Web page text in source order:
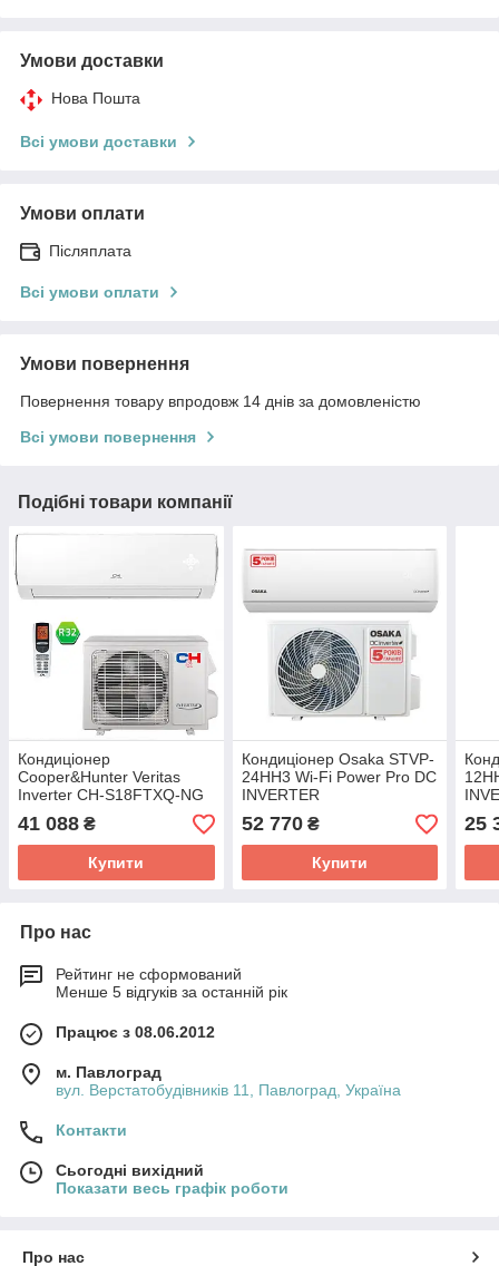
Умови доставки
Нова Пошта
Всі умови доставки
Умови оплати
Післяплата
Всі умови оплати
Умови повернення
Повернення товару впродовж 14 днів за домовленістю
Всі умови повернення
Подібні товари компанії
Кондиціонер
Cooper&Hunter Veritas
Inverter CH-S18FTXQ-NG
(WI-FI)
41 088 ₴
Купити
Кондиціонер Osaka STVP-
24HH3 Wi-Fi Power Pro DC
INVERTER
52 770₴
Купити
25
Про нас
Рейтинг не сформований
Менше 5 відгуків за останній рік
Працює з 08.06.2012
м. Павлоград
вул. Верстатобудівників 11, Павлоград, Україна
Контакти
Сьогодні вихідний
Показати весь графік роботи
Про нас